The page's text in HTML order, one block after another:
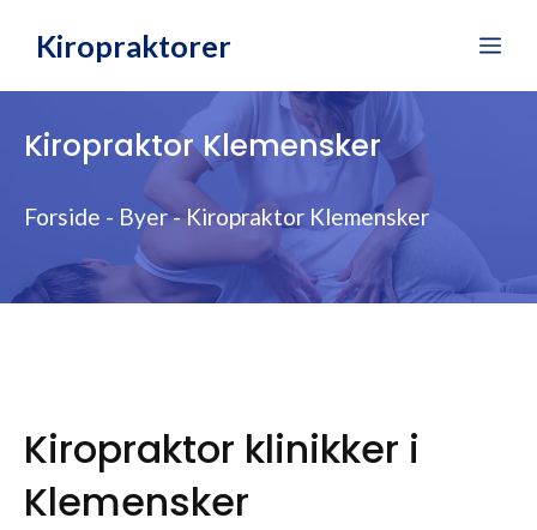
Kiropraktorer
Kiropraktor Klemensker
Forside - Byer-Kiropraktor Klemensker
Kiropraktor klinikker i
Klemensker